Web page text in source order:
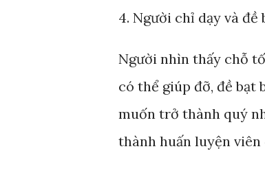
4. Người chỉ dạy và đề
Người nhìn thấy chỗ
có thể giúp đỡ, đề bạt
muốn trở thành quý
thành huấn luyện viên